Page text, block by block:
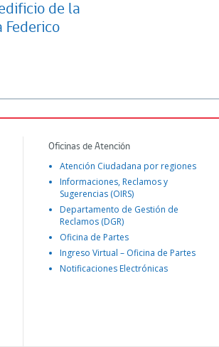
de la
Federico
Oficinas de Atención
Atención Ciudadana por regiones
Informaciones, Reclamos y
Sugerencias (OIRS)
Departamento de Gestión de
Reclamos (DGR)
Oficina de Partes
Ingreso Virtual – Oficina de Partes
Notificaciones Electrónicas